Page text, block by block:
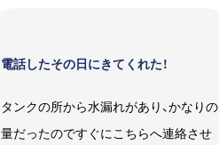
電話したその日にきてくれた！
タンクの所から水漏れがあり、かなりの
量だったのですぐにこちらへ連絡させ